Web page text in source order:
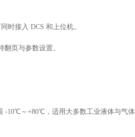
时接入 DCS 和上位机。
页与参数设置。
-10℃～+80℃，适用大多数工业液体与气体